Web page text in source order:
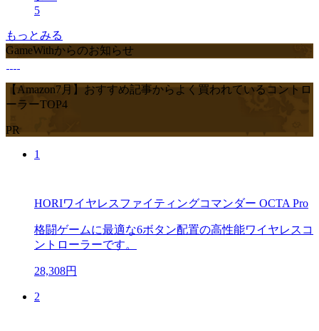
5
もっとみる
GameWithからのお知らせ
【Amazon7月】おすすめ記事からよく買われているコントロ
ーラーTOP4
PR
1
HORIワイヤレスファイティングコマンダー OCTA Pro
格闘ゲームに最適な6ボタン配置の高性能ワイヤレスコ
ントローラーです。
28,308円
2